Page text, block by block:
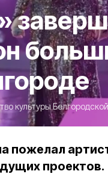
культуры
пожелал
проектов.